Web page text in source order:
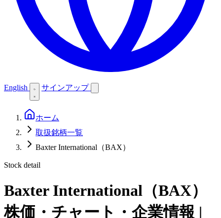
English サインアップ
ホーム
取扱銘柄一覧
Baxter International（BAX）
Stock detail
Baxter International（BAX）
株価・チャート・企業情報 |